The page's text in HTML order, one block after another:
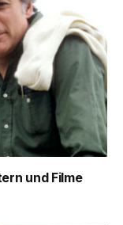
und Filme